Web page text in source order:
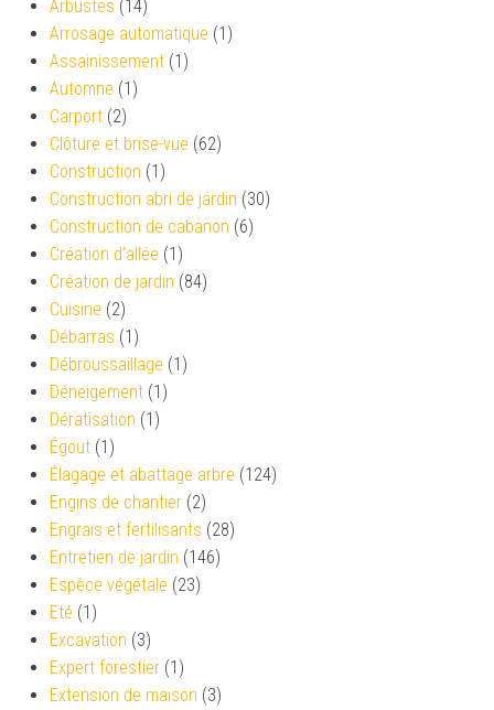
Arbustes (14)
Arrosage automatique (1)
Assainissement (1)
Automne (1)
Carport (2)
Clôture et brise-vue (62)
Construction (1)
Construction abri de jardin (30)
Construction de cabanon (6)
Création d’allée (1)
Création de jardin (84)
Cuisine (2)
Débarras (1)
Débroussaillage (1)
Déneigement (1)
Dératisation (1)
Égout (1)
Élagage et abattage arbre (124)
Engins de chantier (2)
Engrais et fertilisants (28)
Entretien de jardin (146)
Espèce végétale (23)
Eté (1)
Excavation (3)
Expert forestier (1)
Extension de maison (3)